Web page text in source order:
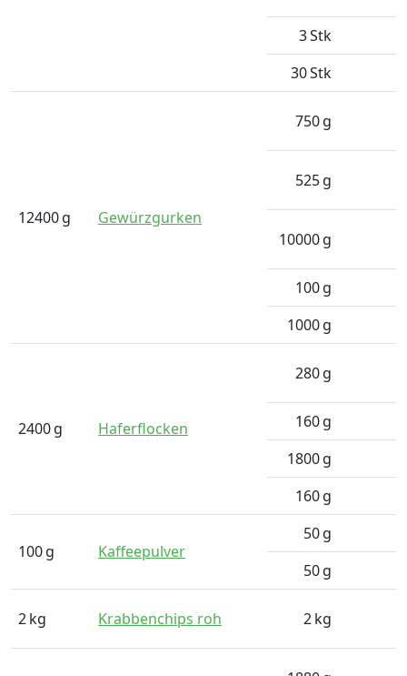
3Stk
30Stk
12400g Gewürzgurken
750g
525g
10000g
100g
1000g
2400g Haferflocken
280g
160g
1800g
160g
100g Kaffeepulver
50g
50g
2kg Krabbenchips roh 2kg